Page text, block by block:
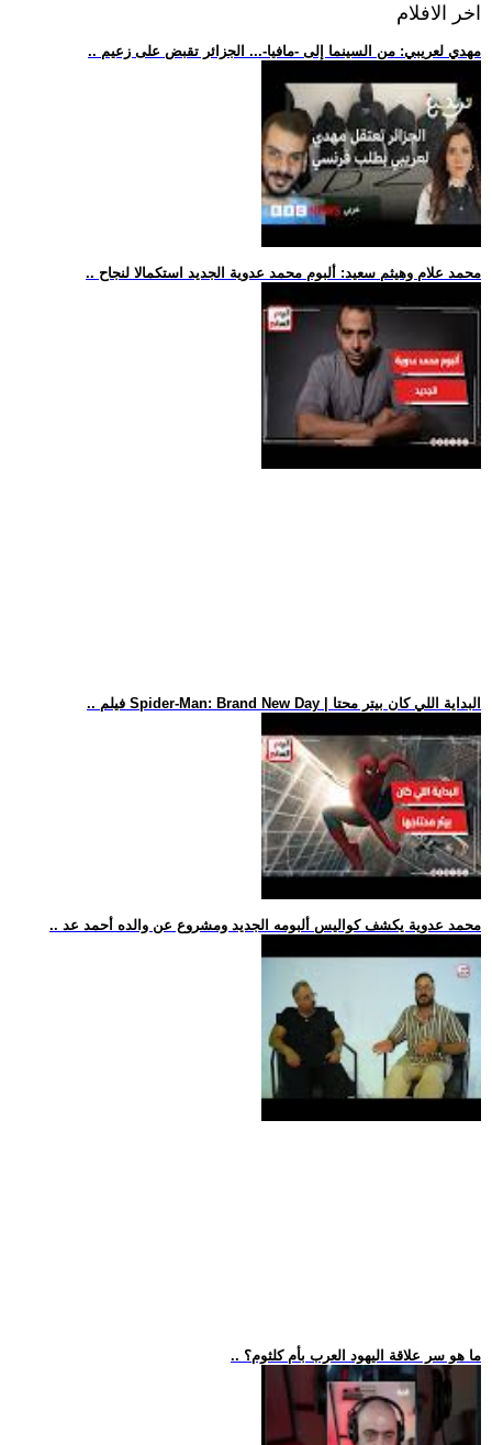
اخر الافلام
.. مهدي لعريبي: من السينما إلى -مافيا-... الجزائر تقبض على زعيم
.. محمد علام وهيثم سعيد: ألبوم محمد عدوية الجديد استكمالا لنجاح
.. فيلم Spider-Man: Brand New Day | البداية اللي كان بيتر محتا
.. محمد عدوية يكشف كواليس ألبومه الجديد ومشروع عن والده أحمد عد
.. ما هو سر علاقة اليهود العرب بأم كلثوم؟